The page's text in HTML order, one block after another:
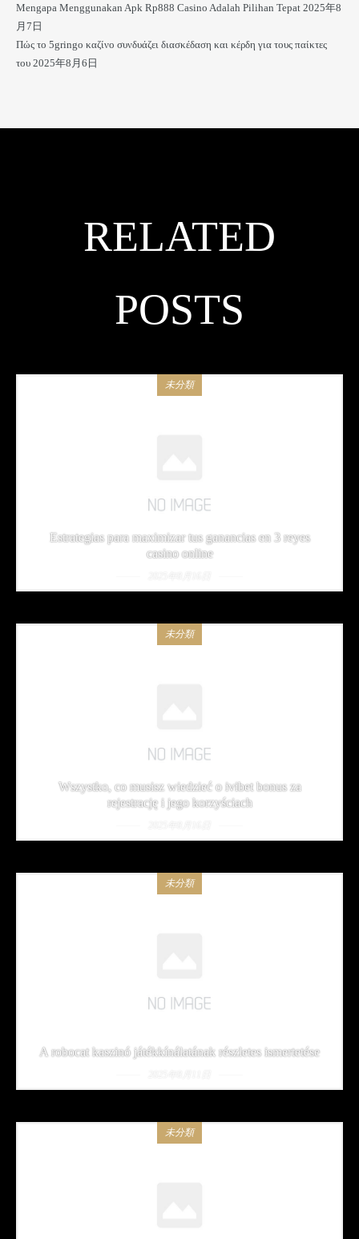
Mengapa Menggunakan Apk Rp888 Casino Adalah Pilihan Tepat 2025年8
月7日
Πώς το 5gringo καζίνο συνδυάζει διασκέδαση και κέρδη για τους παίκτες
του 2025年8月6日
RELATED
POSTS
未分類
Estrategias para maximizar tus ganancias en 3 reyes
casino online
未分類
Wszystko, co musisz wiedzieć o ivibet bonus za
rejestrację i jego korzyściach
未分類
A robocat kaszinó játékkínálatának részletes ismertetése
未分類